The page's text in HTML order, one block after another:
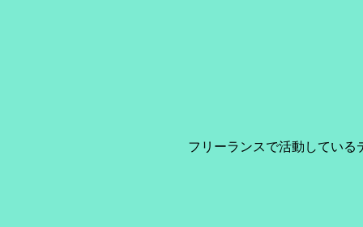
フリーランスで活動してい